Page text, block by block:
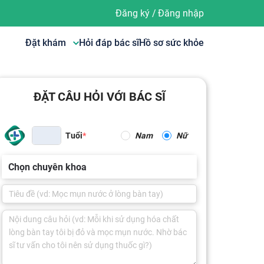
Đăng ký/ Đăng nhập
Đặt khám Hỏi đáp bác sĩHồ sơ sức khỏe
ĐẶT CÂU HỎI VỚI BÁC SĨ
Tuổi Nam Nữ
Chọn chuyên khoa